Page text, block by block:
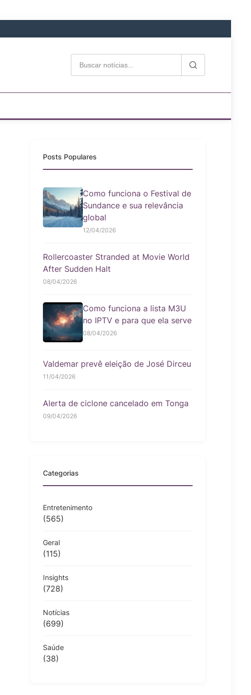
Posts Populares
Como funciona o Festival de
Sundance e sua relevância
global
12/04/2026
Rollercoaster Stranded at Movie World
After Sudden Halt
08/04/2026
Como funciona a lista M3U
no IPTV e para que ela serve
08/04/2026
Valdemar prevê eleição de José Dirceu
11/04/2026
Alerta de ciclone cancelado em Tonga
09/04/2026
Categorias
Entretenimento
(565)
Geral
(115)
Insights
(728)
Notícias
(699)
Saúde
(38)